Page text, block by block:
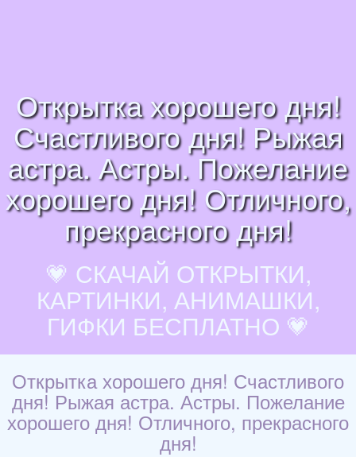
Открытка хорошего дня!
Счастливого дня! Рыжая
астра. Астры. Пожелание
хорошего дня! Отличного,
прекрасного дня!
💗 СКАЧАЙ ОТКРЫТКИ,
КАРТИНКИ, АНИМАШКИ,
ГИФКИ БЕСПЛАТНО 💗
Открытка хорошего дня! Счастливого
дня! Рыжая астра. Астры. Пожелание
хорошего дня! Отличного, прекрасного
дня!